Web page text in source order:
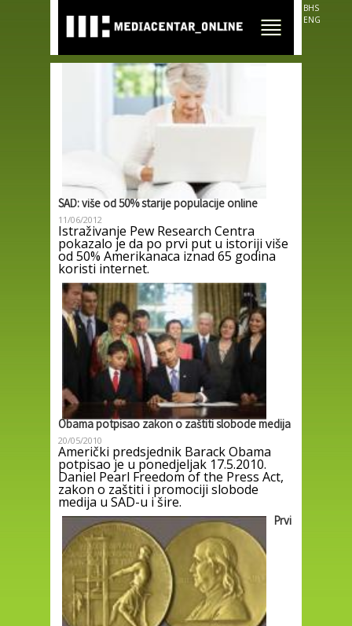
main
content
BHS
ENG
SAD: više od 50% starije populacije online
11/06/2012
Istraživanje Pew Research Centra
pokazalo je da po prvi put u istoriji više
od 50% Amerikanaca iznad 65 godina
koristi internet.
Obama potpisao zakon o zaštiti slobode medija
20/05/2010
Američki predsjednik Barack Obama
potpisao je u ponedjeljak 17.5.2010.
Daniel Pearl Freedom of the Press Act,
zakon o zaštiti i promociji slobode
medija u SAD-u i šire.
Prvi